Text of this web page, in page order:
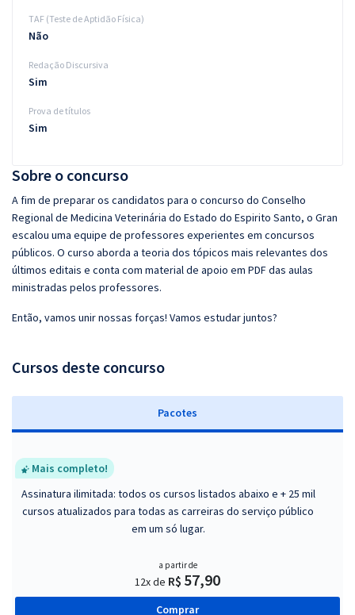
Sobre o concurso
A fim de preparar os candidatos para o concurso do Conselho
Regional de Medicina Veterinária do Estado do Espirito Santo, o Gran
escalou uma equipe de professores experientes em concursos
públicos. O curso aborda a teoria dos tópicos mais relevantes dos
últimos editais e conta com material de apoio em PDF das aulas
ministradas pelos professores.
Então, vamos unir nossas forças! Vamos estudar juntos?
Cursos deste concurso
Pacotes
Mais completo!
Assinatura ilimitada: todos os cursos listados abaixo e + 25 mil
cursos atualizados para todas as carreiras do serviço público
em um só lugar.
a partir de
12x de R$ 57,90
Comprar
TAF (Teste de Aptidão Física)
Não
Redação Discursiva
Sim
Prova de títulos
Sim